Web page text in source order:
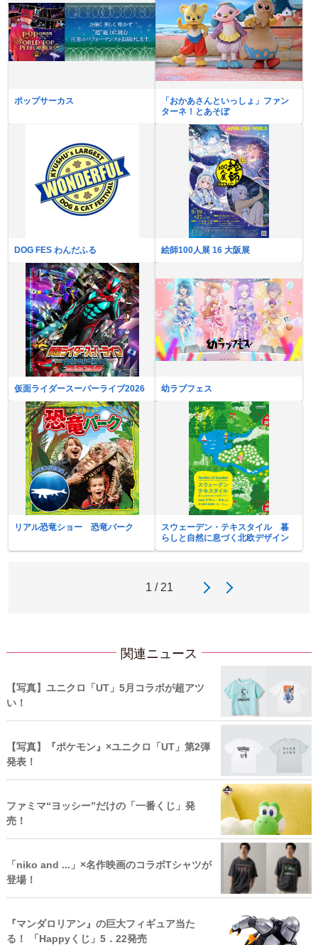
ポップサーカス
「おかあさんといっしょ」ファン
ターネ！とあそぼ
DOG FES わんだふる 絵師100人展 16 大阪展
仮面ライダースーパーライブ2026 幼ラブフェス
リアル恐竜ショー 恐竜パーク
スウェーデン・テキスタイル 暮
らしと自然に息づく北欧デザイン
1 / 21
関連ニュース
【写真】ユニクロ「UT」5月コラボが超アツ
い！
【写真】『ポケモン』×ユニクロ「UT」第2弾
発表！
ファミマ“ヨッシー”だけの「一番くじ」発
売！
「niko and ...」×名作映画のコラボTシャツが
登場！
『マンダロリアン』の巨大フィギュア当た
る！ 「Happyくじ」5．22発売